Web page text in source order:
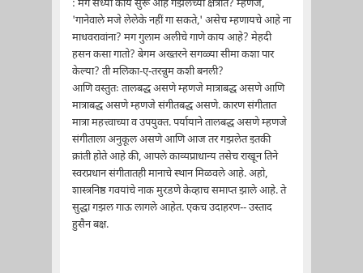
: मग सध्या काय सुरू आहे गझलेच्या क्षेत्रात? म्हणजे,
'गानेवाले मजे लेलेके नहीं गा सकते,' असेच म्हणायचे आहे ना
माधवरावांना? मग गुलाम अलीचे गाणे काय आहे? मेहदी
हसन कसा गातो? बेगम अख्तरने सगळ्या सीमा कशा पार
केल्या? ती मलिका-ए-तरन्नुम कशी बनली?
आणि वस्तुतः तालबद्ध असणे म्हणजे मात्राबद्ध असणे आणि
मात्राबद्ध असणे म्हणजे संगीतबद्ध असणे. कारण संगीतात
मात्रा महत्त्वाच्या व उपयुक्त. पर्यायाने तालबद्ध असणे म्हणजे
संगीताला अनुकूल असणे आणि आज तर गझलेत इतकी
क्रांती होते आहे की, आपले काव्यप्राधान्य तसेच राखून तिने
स्वरप्रधान संगीतातही मानाचे स्थान मिळवले आहे. अहो,
शास्त्रनिष्ठ गवयांचे नाक मुरडणे केव्हाच समाप्त झाले आहे. ते
सुद्धा गझल गाऊ लागले आहेत. एकच उदाहरण-- उस्ताद
हुसैन बक्ष.